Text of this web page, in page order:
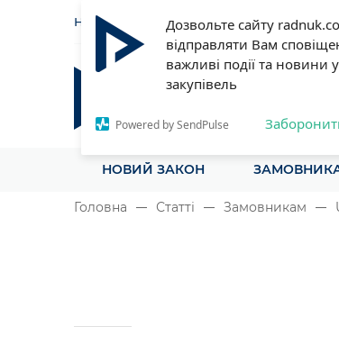
Дозвольте сайту
відправляти Вам
важливі події та новини
закупівель
Powered by SendPulse
НОВИНИ СТАТТІ
Радник у сфері
Все для закупівель на одному
НОВИЙ ЗАКОН
Головна Статті Замовникам